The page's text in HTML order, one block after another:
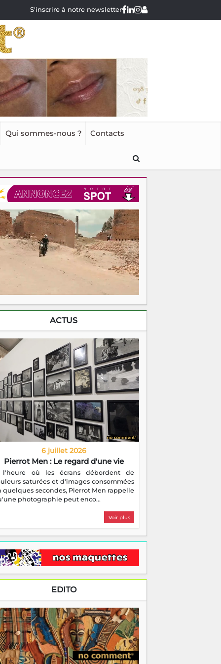
S'inscrire à notre newsletter
Qui sommes-nous ? Contacts
ACTUS
6 juillet 2026
Pierrot Men : Le regard d'une vie
l'heure où les écrans débordent de
saturées et d'images consommées
quelques secondes, Pierrot Men rappelle
photographie peut enco...
Voir plus
EDITO